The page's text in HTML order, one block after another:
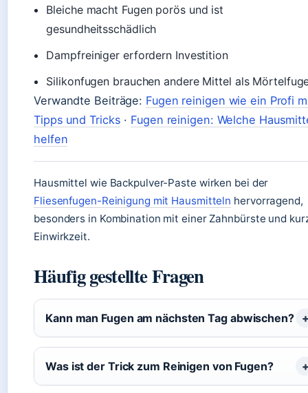
Bleiche macht Fugen porös und ist
gesundheitsschädlich
Dampfreiniger erfordern Investition
Silikonfugen brauchen andere Mittel als
Verwandte Beiträge: Fugen reinigen wie ein Profi
Tipps und Tricks · Fugen reinigen: Welche
helfen
Hausmittel wie Backpulver-Paste wirken bei der
Fliesenfugen-Reinigung mit Hausmitteln hervorragend,
besonders in Kombination mit einer Zahnbürste und
Einwirkzeit.
Häufig gestellte Fragen
Kann man Fugen am nächsten Tag abwischen?
Was ist der Trick zum Reinigen von Fugen?